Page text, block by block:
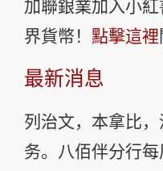
加聯銀業加入小
界貨幣！ 點擊這裡
最新消息
列治文，本拿比
务。八佰伴分行每